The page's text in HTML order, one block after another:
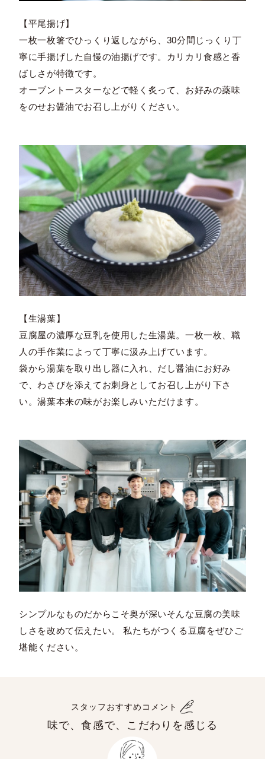
【平尾揚げ】
一枚一枚箸でひっくり返しながら、30分間じっくり丁
寧に手揚げした自慢の油揚げです。カリカリ食感と香
ばしさが特徴です。
オーブントースターなどで軽く炙って、お好みの薬味
をのせお醤油でお召し上がりください。
【生湯葉】
豆腐屋の濃厚な豆乳を使用した生湯葉。一枚一枚、職
人の手作業によって丁寧に汲み上げています。
袋から湯葉を取り出し器に入れ、だし醤油にお好み
で、わさびを添えてお刺身としてお召し上がり下さ
い。湯葉本来の味がお楽しみいただけます。
シンプルなものだからこそ奥が深いそんな豆腐の美味
しさを改めて伝えたい。 私たちがつくる豆腐をぜひご
堪能ください。
スタッフおすすめコメント
味で、食感で、こだわりを感じる